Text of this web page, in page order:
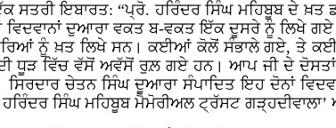
ਸਤਰੀ ਇਬਾਰਤ: “ਪ੍ਰੋ. ਹਰਿੰਦਰ ਸਿੰਘ ਮਹਿਬੂਬ ਦੇ ਖ਼ਤ
ਵਿਦਵਾਨਾਂ ਦੁਆਰਾ ਵਕਤ ਬ-ਵਕਤ ਇੱਕ ਦੂਸਰੇ ਨੂੰ ਲਿਖੇ
ਨੂੰ ਖ਼ਤ ਲਿਖੇ ਸਨ। ਕਈਆਂ ਕੋਲੋਂ ਸੰਭਾਲੇ ਗਏ, ਤੇ
ਧੂੜ ਵਿੱਚ ਵੱਸੋਂ ਅਵੱਸੋਂ ਰੁਲ਼ ਗਏ ਹਨ। ਆਪ ਜੀ ਦੇ
ਚੇਤਨ ਸਿੰਘ ਦੂਆਰਾ ਸੰਪਾਦਿਤ ਇਹ ਦੋਨਾਂ
ਸਿੰਘ ਮਹਿਬੂਬ ਮੈਮੋਰੀਅਲ ਟ੍ਰੱਸਟ